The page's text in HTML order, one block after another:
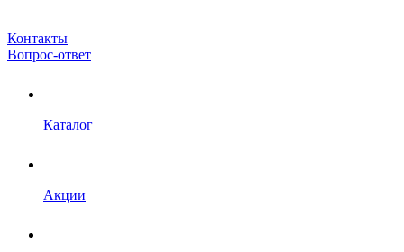
Контакты
Вопрос-ответ
Каталог
Акции